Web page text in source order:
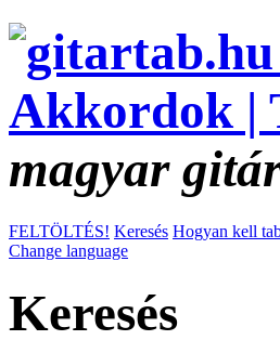
magyar
FELTÖLTÉS! Keresés Hogyan kell
Change language
Keresés